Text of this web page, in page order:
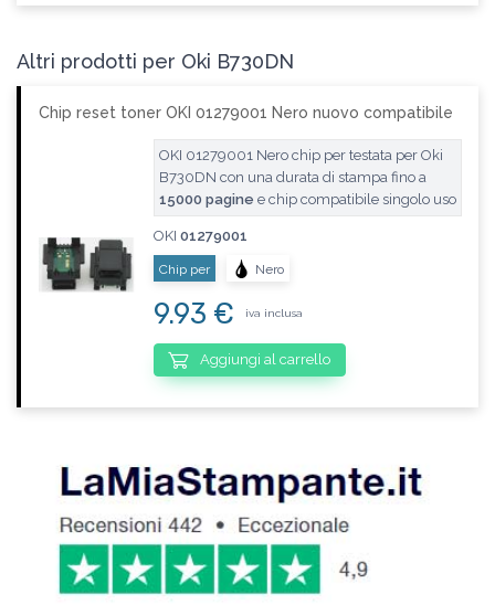
Altri prodotti per Oki B730DN
Chip reset toner OKI 01279001 Nero nuovo compatibile
OKI 01279001 Nero chip per testata per Oki
B730DN con una durata di stampa fino a
15000 pagine e chip compatibile singolo uso
OKI 01279001
Chip per Nero
9.93 € iva inclusa
Aggiungi al carrello